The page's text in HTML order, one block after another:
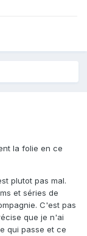
la folie en ce
plutot pas mal.
et séries de
C'est pas
que je n'ai
qui passe et ce